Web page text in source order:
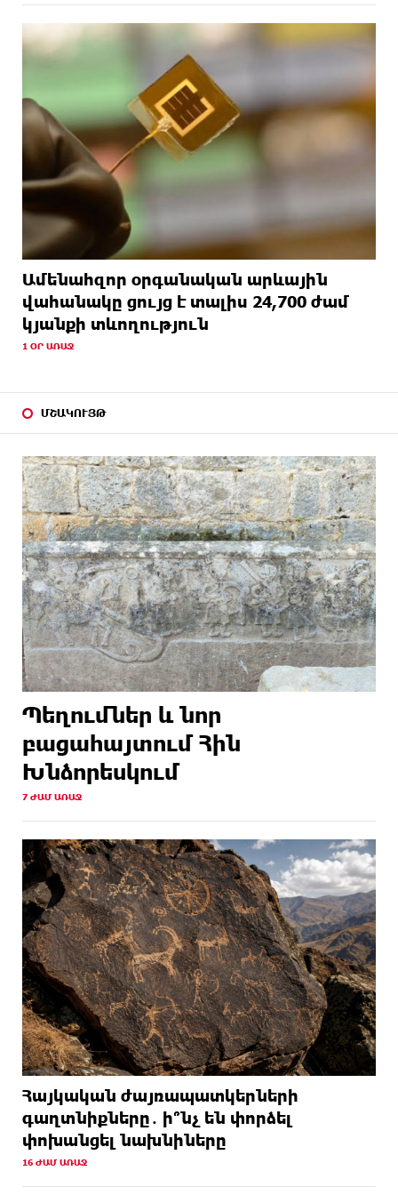
Ամենահզոր օրգանական արևային
վահանակը ցույց է տալիս 24,700 ժամ
կյանքի տևողություն
1 ՕՐ ԱՌԱՋ
ՄՇԱԿՈՒՅԹ
Պեղումներ և նոր
բացահայտում Հին
Խնձորեսկում
7 ԺԱՄ ԱՌԱՋ
Հայկական ժայռապատկերների
գաղտնիքները․ ի՞նչ են փորձել
փոխանցել նախնիները
16 ԺԱՄ ԱՌԱՋ